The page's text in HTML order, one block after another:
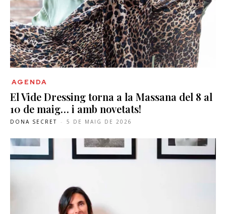
AGENDA
El Vide Dressing torna a la Massana del 8 al
10 de maig… i amb novetats!
DONA SECRET - 5 DE MAIG DE 2026